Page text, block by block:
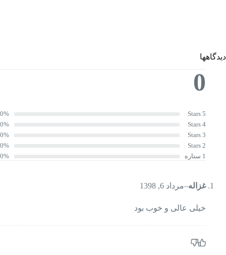
دیدگاهها
0
5 Stars
0%
4 Stars
0%
3 Stars
0%
2 Stars
0%
1 ستاره
0%
غزاله–مرداد 6, 1398
خیلی عالی و خوب بود